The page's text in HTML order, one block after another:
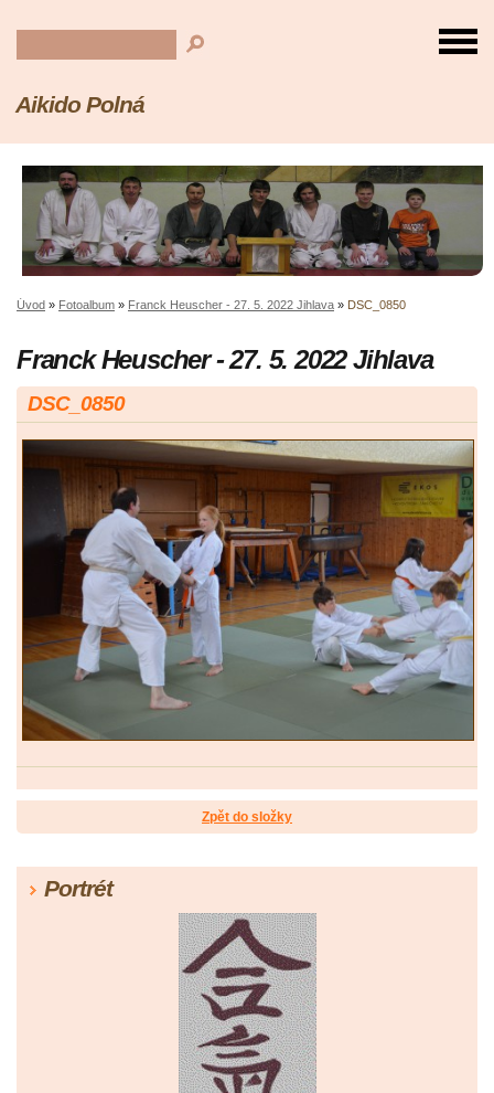
Aikido Polná
Úvod » Fotoalbum » Franck Heuscher - 27. 5. 2022 Jihlava » DSC_0850
Franck Heuscher - 27. 5. 2022 Jihlava
DSC_0850
Zpět do složky
Portrét